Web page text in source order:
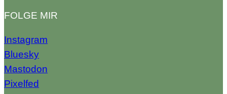
FOLGE MIR
Instagram
Bluesky
Mastodon
Pixelfed